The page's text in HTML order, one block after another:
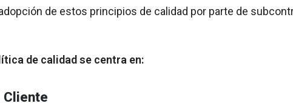
de estos principios de calidad por parte de
de calidad se centra en:
Cliente